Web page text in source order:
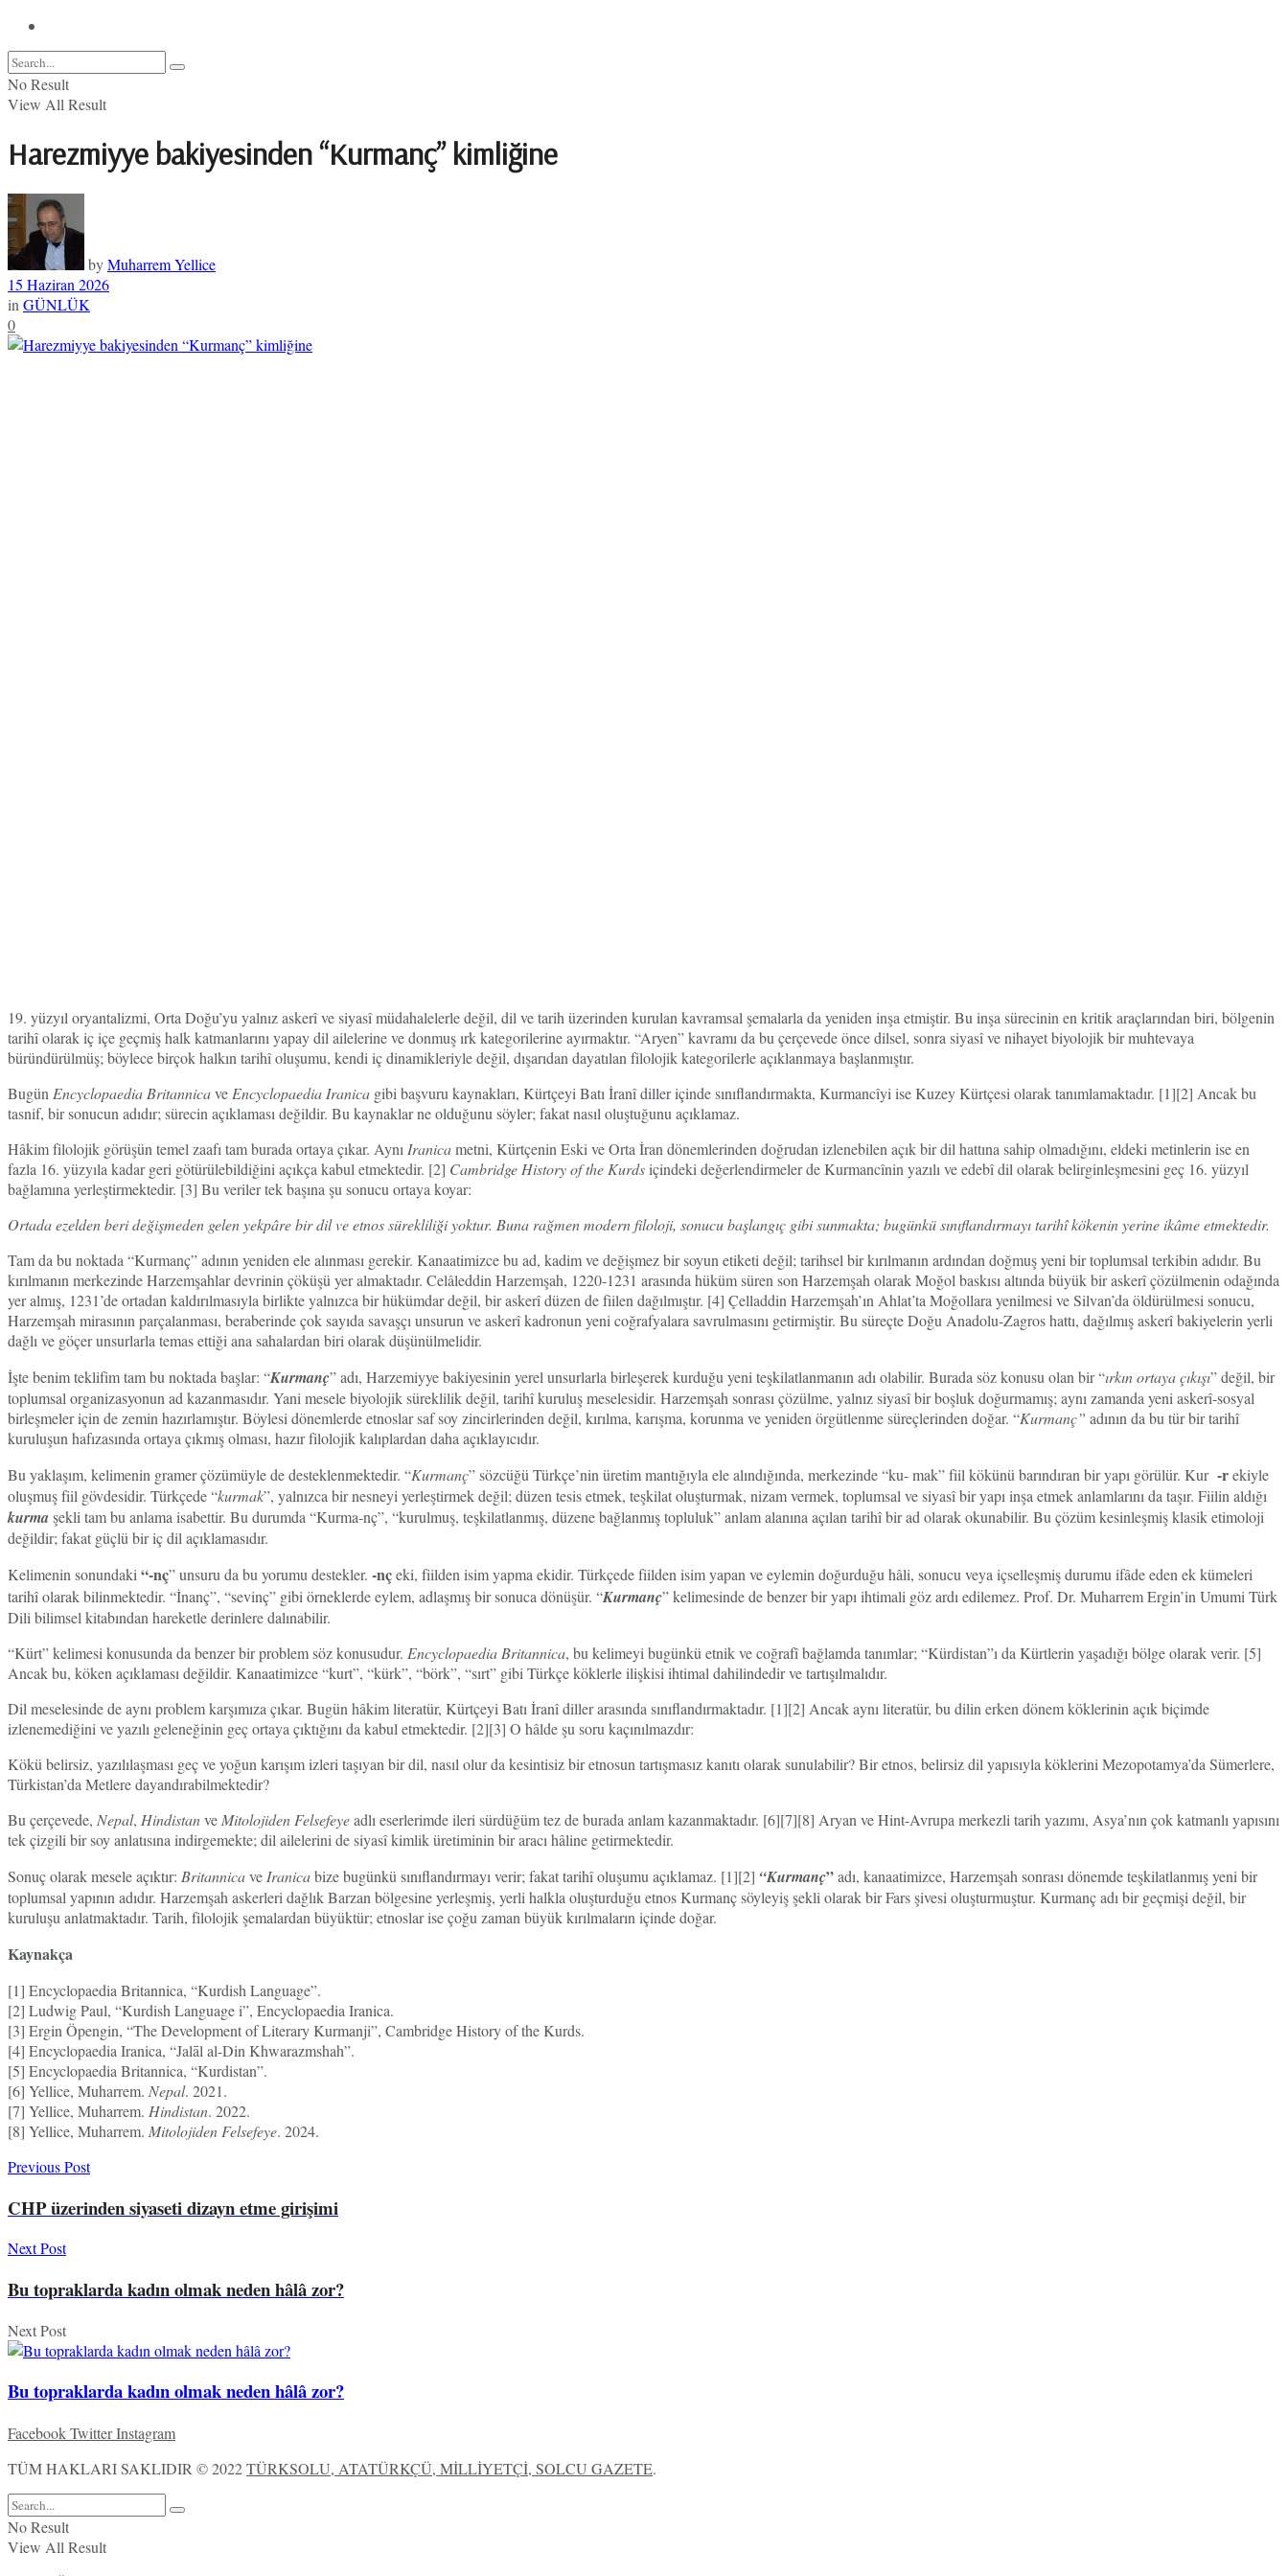
No Result
View All Result
Harezmiyye bakiyesinden “Kurmanç” kimliğine
byMuharrem Yellice
15 Haziran 2026
in GÜNLÜK
0
19. yüzyıl oryantalizmi, Orta Doğu’yu yalnız askerî ve siyasî müdahalelerle değil, dil ve tarih üzerinden kurulan kavramsal şemalarla da yeniden inşa etmiştir. Bu inşa sürecinin en kritik araçlarından biri, bölgenin
tarihî olarak iç içe geçmiş halk katmanlarını yapay dil ailelerine ve donmuş ırk kategorilerine ayırmaktır. “Aryen” kavramı da bu çerçevede önce dilsel, sonra siyasî ve nihayet biyolojik bir muhtevaya
büründürülmüş; böylece birçok halkın tarihî oluşumu, kendi iç dinamikleriyle değil, dışarıdan dayatılan filolojik kategorilerle açıklanmaya başlanmıştır.
Bugün Encyclopaedia Britannicave Encyclopaedia Iranica gibi başvuru kaynakları, Kürtçeyi Batı İranî diller içinde sınıflandırmakta, Kurmancîyi ise Kuzey Kürtçesi olarak tanımlamaktadır. [1][2] Ancak bu
tasnif, bir sonucun adıdır; sürecin açıklaması değildir. Bu kaynaklar ne olduğunu söyler; fakat nasıl oluştuğunu açıklamaz.
Hâkim filolojik görüşün temel zaafı tam burada ortaya çıkar. Aynı Iranicametni, Kürtçenin Eski ve Orta İran dönemlerinden doğrudan izlenebilen açık bir dil hattına sahip olmadığını, eldeki metinlerin ise en
fazla 16. yüzyıla kadar geri götürülebildiğini açıkça kabul etmektedir. [2] Cambridge History of the Kurdsiçindeki değerlendirmeler de Kurmancînin yazılı ve edebî dil olarak belirginleşmesini geç 16. yüzyıl
bağlamına yerleştirmektedir. [3] Bu veriler tek başına şu sonucu ortaya koyar:
Ortada ezelden beri değişmeden gelen yekpâre bir dil ve etnos sürekliliği yoktur. Buna rağmen modern filoloji, sonucu başlangıç gibi sunmakta; bugünkü sınıflandırmayı tarihî kökenin yerine ikâme etmektedir.
Tam da bu noktada “Kurmanç” adının yeniden ele alınması gerekir. Kanaatimizce bu ad, kadim ve değişmez bir soyun etiketi değil; tarihsel bir kırılmanın ardından doğmuş yeni bir toplumsal terkibin adıdır. Bu
kırılmanın merkezinde Harzemşahlar devrinin çöküşü yer almaktadır. Celâleddin Harzemşah, 1220-1231 arasında hüküm süren son Harzemşah olarak Moğol baskısı altında büyük bir askerî çözülmenin odağında
yer almış, 1231’de ortadan kaldırılmasıyla birlikte yalnızca bir hükümdar değil, bir askerî düzen de fiilen dağılmıştır. [4] Çelladdin Harzemşah’ın Ahlat’ta Moğollara yenilmesi ve Silvan’da öldürülmesi sonucu,
Harzemşah mirasının parçalanması, beraberinde çok sayıda savaşçı unsurun ve askerî kadronun yeni coğrafyalara savrulmasını getirmiştir. Bu süreçte Doğu Anadolu-Zagros hattı, dağılmış askerî bakiyelerin yerli
dağlı ve göçer unsurlarla temas ettiği ana sahalardan biri olarak düşünülmelidir.
İşte benim teklifim tam bu noktada başlar: “Kurmanç” adı, Harzemiyye bakiyesinin yerel unsurlarla birleşerek kurduğu yeni teşkilatlanmanın adı olabilir. Burada söz konusu olan bir “ırkın ortaya çıkışı” değil, bir
toplumsal organizasyonun ad kazanmasıdır. Yani mesele biyolojik süreklilik değil, tarihî kuruluş meselesidir. Harzemşah sonrası çözülme, yalnız siyasî bir boşluk doğurmamış; aynı zamanda yeni askerî-sosyal
birleşmeler için de zemin hazırlamıştır. Böylesi dönemlerde etnoslar saf soy zincirlerinden değil, kırılma, karışma, korunma ve yeniden örgütlenme süreçlerinden doğar. “Kurmanç” adının da bu tür bir tarihî
kuruluşun hafızasında ortaya çıkmış olması, hazır filolojik kalıplardan daha açıklayıcıdır.
Bu yaklaşım, kelimenin gramer çözümüyle de desteklenmektedir. “Kurmanç” sözcüğü Türkçe’nin üretim mantığıyla ele alındığında, merkezinde “ku- mak” fiil kökünü barındıran bir yapı görülür. Kur -rekiyle
oluşmuş fiil gövdesidir. Türkçede “kurmak”, yalnızca bir nesneyi yerleştirmek değil; düzen tesis etmek, teşkilat oluşturmak, nizam vermek, toplumsal ve siyasî bir yapı inşa etmek anlamlarını da taşır. Fiilin aldığı
kurma şekli tam bu anlama isabettir. Bu durumda “Kurma-nç”, “kurulmuş, teşkilatlanmış, düzene bağlanmış topluluk” anlam alanına açılan tarihî bir ad olarak okunabilir. Bu çözüm kesinleşmiş klasik etimoloji
değildir; fakat güçlü bir iç dil açıklamasıdır.
Kelimenin sonundaki “-nç” unsuru da bu yorumu destekler. -nçeki, fiilden isim yapma ekidir. Türkçede fiilden isim yapan ve eylemin doğurduğu hâli, sonucu veya içselleşmiş durumu ifâde eden ek kümeleri
tarihî olarak bilinmektedir. “İnanç”, “sevinç” gibi örneklerde eylem, adlaşmış bir sonuca dönüşür. “Kurmanç” kelimesinde de benzer bir yapı ihtimali göz ardı edilemez. Prof. Dr. Muharrem Ergin’in Umumi Türk
Dili bilimsel kitabından hareketle derinlere dalınabilir.
“Kürt” kelimesi konusunda da benzer bir problem söz konusudur. Encyclopaedia Britannica, bu kelimeyi bugünkü etnik ve coğrafî bağlamda tanımlar; “Kürdistan”ı da Kürtlerin yaşadığı bölge olarak verir. [5]
Ancak bu, köken açıklaması değildir. Kanaatimizce “kurt”, “kürk”, “börk”, “sırt” gibi Türkçe köklerle ilişkisi ihtimal dahilindedir ve tartışılmalıdır.
Dil meselesinde de aynı problem karşımıza çıkar. Bugün hâkim literatür, Kürtçeyi Batı İranî diller arasında sınıflandırmaktadır. [1][2] Ancak aynı literatür, bu dilin erken dönem köklerinin açık biçimde
izlenemediğini ve yazılı geleneğinin geç ortaya çıktığını da kabul etmektedir. [2][3] O hâlde şu soru kaçınılmazdır:
Kökü belirsiz, yazılılaşması geç ve yoğun karışım izleri taşıyan bir dil, nasıl olur da kesintisiz bir etnosun tartışmasız kanıtı olarak sunulabilir? Bir etnos, belirsiz dil yapısıyla köklerini Mezopotamya’da Sümerlere,
Türkistan’da Metlere dayandırabilmektedir?
Bu çerçevede, Nepal, Hindistanve Mitolojiden Felsefeyeadlı eserlerimde ileri sürdüğüm tez de burada anlam kazanmaktadır. [6][7][8] Aryan ve Hint-Avrupa merkezli tarih yazımı, Asya’nın çok katmanlı yapısını
tek çizgili bir soy anlatısına indirgemekte; dil ailelerini de siyasî kimlik üretiminin bir aracı hâline getirmektedir.
Sonuç olarak mesele açıktır: Britannicave Iranicabize bugünkü sınıflandırmayı verir; fakat tarihî oluşumu açıklamaz. [1][2] “Kurmanç”adı, kanaatimizce, Harzemşah sonrası dönemde teşkilatlanmış yeni bir
toplumsal yapının adıdır. Harzemşah askerleri dağlık Barzan bölgesine yerleşmiş, yerli halkla oluşturduğu etnos Kurmanç söyleyiş şekli olarak bir Fars şivesi oluşturmuştur. Kurmanç adı bir geçmişi değil, bir
kuruluşu anlatmaktadır. Tarih, filolojik şemalardan büyüktür; etnoslar ise çoğu zaman büyük kırılmaların içinde doğar.
Kaynakça
[1] Encyclopaedia Britannica, “Kurdish Language”.
[2] Ludwig Paul, “Kurdish Language i”, Encyclopaedia Iranica.
[3] Ergin Öpengin, “The Development of Literary Kurmanji”, Cambridge History of the Kurds.
[4] Encyclopaedia Iranica, “Jalāl al-Din Khwarazmshah”.
[5] Encyclopaedia Britannica, “Kurdistan”.
[6] Yellice, Muharrem. Nepal. 2021.
[7] Yellice, Muharrem. Hindistan. 2022.
[8] Yellice, Muharrem. Mitolojiden Felsefeye. 2024.
Previous Post
CHP üzerinden siyaseti dizayn etme girişimi
Next Post
Bu topraklarda kadın olmak neden hâlâ zor?
Next Post
Bu topraklarda kadın olmak neden hâlâ zor?
FacebookTwitterInstagram
TÜM HAKLARI SAKLIDIR © 2022TÜRKSOLU, ATATÜRKÇÜ, MİLLİYETÇİ, SOLCU GAZETE.
No Result
View All Result